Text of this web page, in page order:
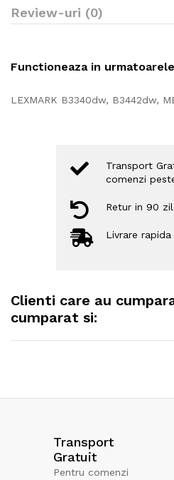
Review-uri (0)
Functioneaza in
LEXMARK B3340dw, B3442dw,
Transport
comenzi
Retur in 90
Livrare rapida
Clienti care au
cumparat si:
Transport
Gratuit
Pentru comenzi